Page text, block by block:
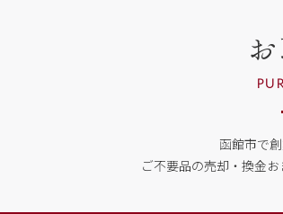
函館市で
ご不要品の売却・換金お